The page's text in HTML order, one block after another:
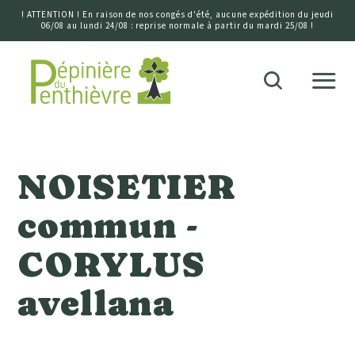
! ATTENTION ! En raison de nos congés d'été, aucune expédition du jeudi
06/08 au lundi 24/08 : reprise normale à partir du mardi 25/08 !
Accueil
NOISETIER
commun -
CORYLUS
avellana